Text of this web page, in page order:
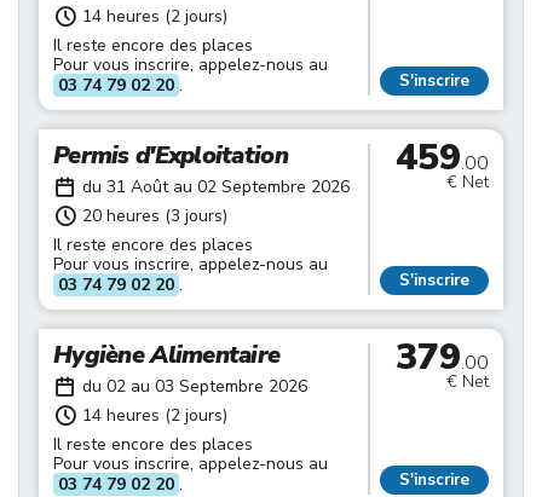
14 heures (2 jours)
Il reste encore des places
Pour vous inscrire, appelez-nous au
03 74 79 02 20 . S'inscrire
Permis d'Exploitation
du 31 Août au 02 Septembre 2026
20 heures (3 jours)
Il reste encore des places
Pour vous inscrire, appelez-nous au
03 74 79 02 20 .
459.00
€ Net
S'inscrire
Hygiène Alimentaire
du 02 au 03 Septembre 2026
14 heures (2 jours)
Il reste encore des places
Pour vous inscrire, appelez-nous au
03 74 79 02 20 .
379.00
€ Net
S'inscrire